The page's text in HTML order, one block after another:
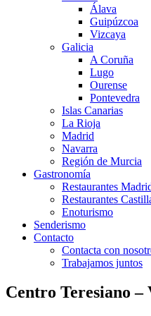
Álava
Guipúzcoa
Vizcaya
Galicia
A Coruña
Lugo
Ourense
Pontevedra
Islas Canarias
La Rioja
Madrid
Navarra
Región de Murcia
Gastronomía
Restaurantes
Restaurantes
Enoturismo
Senderismo
Contacto
Contacta con
Trabajamos juntos
Centro Teresiano